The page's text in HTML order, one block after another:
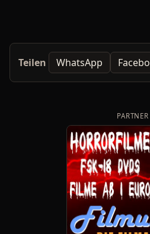
Teilen WhatsApp
PARTNER